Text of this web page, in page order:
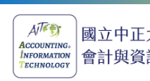
到